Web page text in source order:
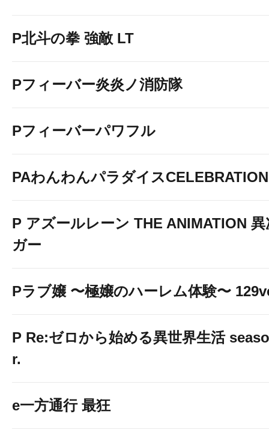
P北斗の拳 強敵 LT
Pフィーバー炎炎ノ消防隊
Pフィーバーパワフル
PAわんわんパラダイスCELEBRATION
P アズールレーン THE ANIMATION
ガー
Pラブ嬢 〜極嬢のハーレム体験〜
P Re:ゼロから始める異世界生活
r.
e一方通行 最狂